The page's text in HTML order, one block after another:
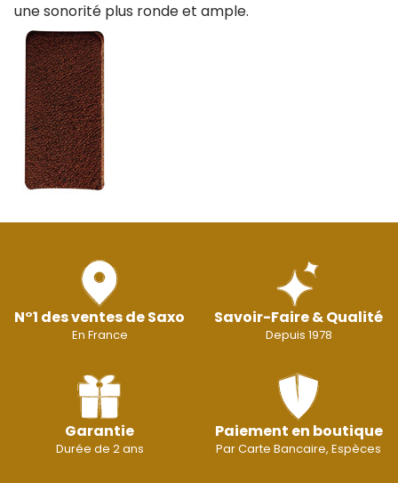
une sonorité plus ronde et ample.
N°1 des ventes de Saxo
En France
Savoir-Faire & Qualité
Depuis 1978
Garantie
Durée de 2 ans
Paiement en boutique
Par Carte Bancaire, Espèces